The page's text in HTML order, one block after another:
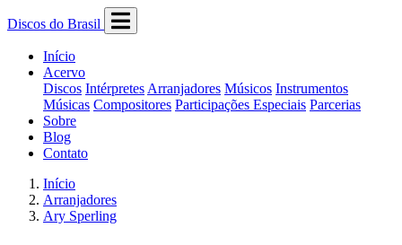
Discos do Brasil
Início
Acervo
Discos Intérpretes Arranjadores Músicos Instrumentos
Músicas Compositores Participações Especiais Parcerias
Sobre
Blog
Contato
Início
Arranjadores
Ary Sperling